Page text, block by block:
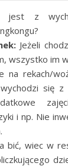
jest z
Jeżeli
wszystko im
na rekach/
się
i np. Nie
bić, wiec w